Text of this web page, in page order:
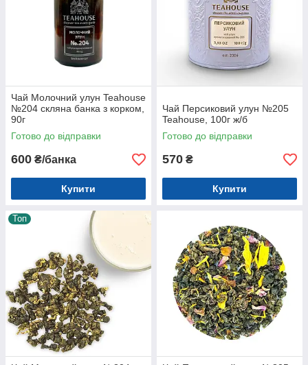
Чай Молочний улун Teahouse
№204 скляна банка з корком,
90г
Готово до відправки
600 ₴/банка
Купити
Чай Персиковий улун №205
Teahouse, 100г ж/б
Готово до відправки
570 ₴
Купити
Топ